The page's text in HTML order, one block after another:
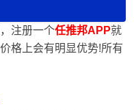
注册一个任推邦APP就
格上会有明显优势!所有